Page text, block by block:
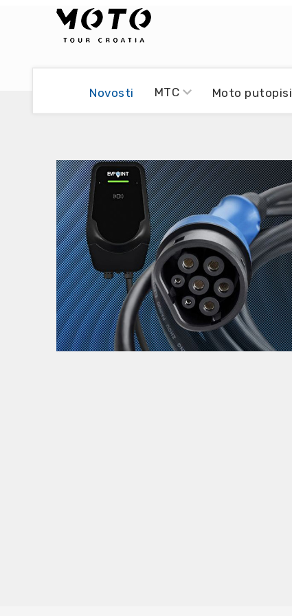
Novosti MTC Moto putopisi
Moto servisi
Impressum
Damir Pritišanac - Prile
Dario Dinter - Moto TOZ
Igor Kreč - UmPaDrum
Igor Kukec Brmbi
Slaven Gajdek
MTC - Moto Tour Croatia
Moto putopisi
Vikend vožnje
Zanimljivost